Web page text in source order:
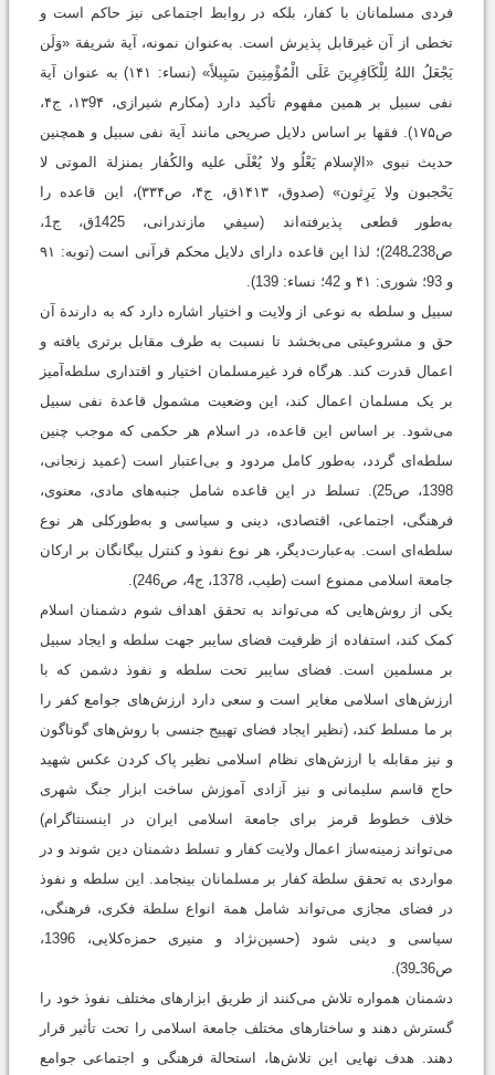
فردی مسلمانان با کفار، بلکه در روابط اجتماعی نیز حاکم است و
تخطی از آن غیرقابل ‌پذیرش است. به‌عنوان نمونه، آیة شریفة «وَلَن
يَجْعَلُ اللهُ لِلْكَافِرِينَ عَلَى الْمُؤْمِنِينَ سَبِيلاً» (نساء: ۱۴۱) به عنوان آیة
نفی سبیل بر همین مفهوم تأکید دارد (مکارم شیرازی، ۱۳9۴، ج۴،
ص۱۷۵). فقها بر اساس دلایل صریحی مانند آیة نفی سبیل و همچنین
حدیث نبوی «الإسلام يَعْلُو ولا يُعْلَى عليه والكُفار بمنزلة الموتى لا
يَحْجبون ولا يَرِثون» (صدوق، ۱۴۱۳ق، ج۴، ص۳۳۴)، این قاعده را
به‌طور قطعی پذیرفته‌اند (سيفي ‌مازندرانى، 1425ق، ج1،
ص238ـ248)؛ لذا این قاعده دارای دلایل محکم قرآنی است (توبه: ۹۱
و 93؛ شوری: ۴۱ و 42؛ نساء: 139).
سبیل و سلطه به نوعی از ولایت و اختیار اشاره دارد که به دارندة آن
حق و مشروعیتی می‌بخشد تا نسبت به طرف مقابل برتری یافته و
اعمال قدرت کند. هرگاه فرد غیرمسلمان اختیار و اقتداری سلطه‌آمیز
بر یک مسلمان اعمال کند، این وضعیت مشمول قاعدة نفی سبیل
می‌شود. بر اساس این قاعده، در اسلام هر حکمی که موجب چنین
سلطه‌ای گردد، به‌طور کامل مردود و بی‌اعتبار است (عمید زنجانی،
1398، ص25). تسلط در این قاعده شامل جنبه‌های مادی، معنوی،
فرهنگی، اجتماعی، اقتصادی، دینی و سیاسی و به‌طورکلی هر نوع
سلطه‌ای است. به‌عبارت‌دیگر، هر نوع نفوذ و کنترل بیگانگان بر ارکان
جامعة اسلامی ممنوع است (طيب، 1378، ج4، ص246).
یکی از روش‌هایی که می‌تواند به تحقق اهداف شوم دشمنان اسلام
کمک کند، استفاده از ظرفیت فضای سایبر جهت سلطه و ایجاد سبیل
بر مسلمین است. فضای سایبر تحت سلطه و نفوذ دشمن که با
ارزش‌های اسلامی مغایر است و سعی دارد ارزش‌های جوامع کفر را
بر ما مسلط کند، (نظیر ایجاد فضای تهییج جنسی با روش‌های گوناگون
و نیز مقابله با ارزش‌های نظام اسلامی نظیر پاک کردن عکس شهید
حاج قاسم سلیمانی و نیز آزادی آموزش ساخت ابزار جنگ شهری
خلاف خطوط قرمز برای جامعة اسلامی ایران در اینسنتاگرام)
می‌تواند زمینه‌ساز اعمال ولایت کفار و تسلط دشمنان دین شوند و در
مواردی به تحقق سلطة کفار بر مسلمانان بینجامد. این سلطه و نفوذ
در فضای مجازی می‌تواند شامل همة انواع سلطة فکری، فرهنگی،
سیاسی و دینی شود (حسین‌نژاد و منیری حمزه‌کلایی، 1396،
ص36ـ39).
دشمنان همواره تلاش می‌کنند از طریق ابزارهای مختلف نفوذ خود را
گسترش دهند و ساختارهای مختلف جامعة اسلامی را تحت تأثیر قرار
دهند. هدف نهایی این تلاش‌ها، استحالة فرهنگی و اجتماعی جوامع